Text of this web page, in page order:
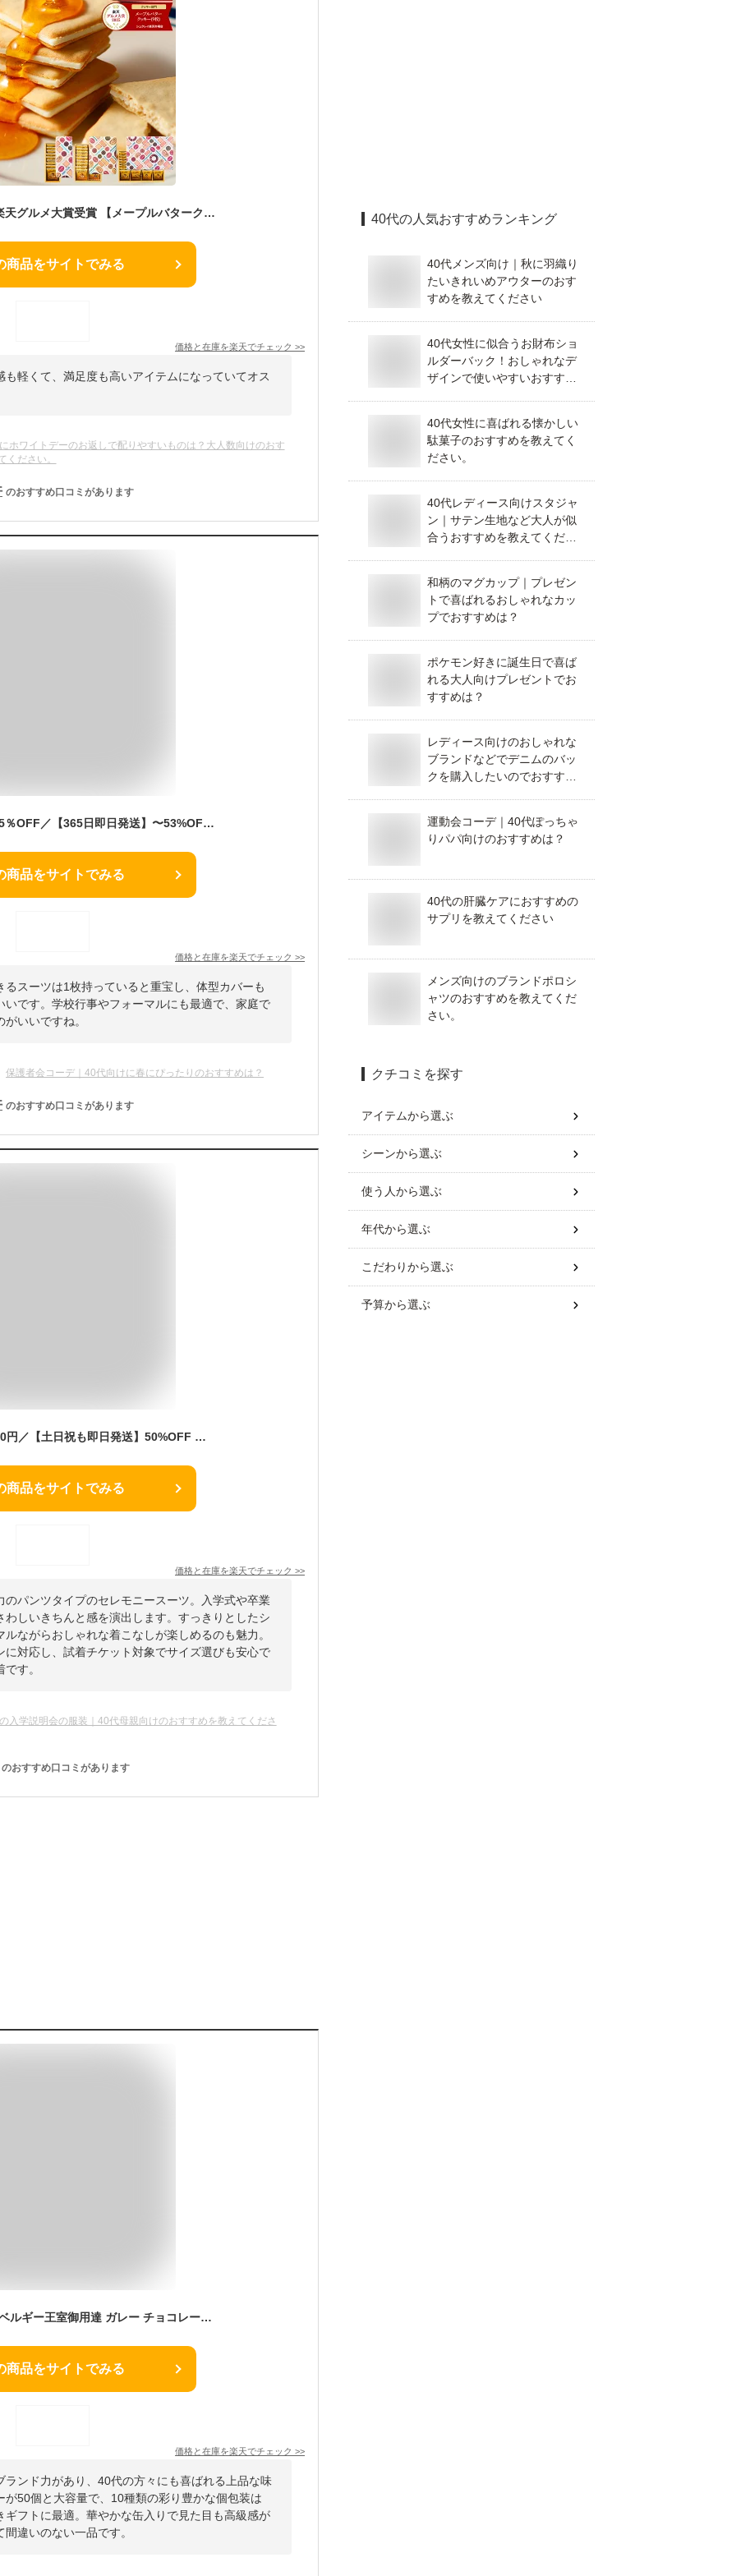
＼3年連続／ 2025年楽天グルメ大賞受賞 【メープルバタークッキー】選べる入数 ザ・メープルマニア お菓子 ギフト 詰め合わせ 個包装 クッキー ラングドシャ 焼き菓子 洋菓子 プレゼント 内祝 お返し お祝 退職 お中元 御中元 夏ギフト 暑中見舞い
商品をサイトでみる
価格と在庫を楽天でチェック >>
軽くて、満足度も高いアイテムになっていてオス
ホワイトデーのお返しで配りやすいものは？大人数向けのおす
ください。
のおすすめ口コミがあります
＼対象商品2点以上で5％OFF／【365日即日発送】〜53%OFFスーツ レディース 大きいサイズ ビジネススーツ セットアップ 夏 洗える ストレッチ パンツスーツ ロングジャケット 春秋冬 30代 40代 50代 通勤 面接 サマースーツ オフィス 試着チケット対象
商品をサイトでみる
価格と在庫を楽天でチェック >>
スーツは1枚持っていると重宝し、体型カバーも
です。学校行事やフォーマルにも最適で、家庭で
いいですね。
保護者会コーデ｜40代向けに春にぴったりのおすすめは？
のおすすめ口コミがあります
＼クーポン利用で7490円／【土日祝も即日発送】50%OFF セレモニースーツ 入学式 ママスーツ 卒業式 スーツ 母親 パンツ セットアップ 入園式 卒園式 お宮参り 七五三 レディース フォーマル 黒 ネイビー カジュアル おしゃれ コーデ かっこいい 試着チケット対象
商品をサイトでみる
価格と在庫を楽天でチェック >>
パンツタイプのセレモニースーツ。入学式や卒業
しいきちんと感を演出します。すっきりとしたシ
ながらおしゃれな着こなしが楽しめるのも魅力。
対応し、試着チケット対象でサイズ選びも安心で
す。
入学説明会の服装｜40代母親向けのおすすめを教えてくださ
のおすすめ口コミがあります
ホワイトデー ギフト ベルギー王室御用達 ガレー チョコレート ナノバー50個入(送料込) 缶 入り 詰め合わせ 2026 ホワイトデー お返し チョコ お菓子 大量 大容量 ばらまき 個包装 小分け おしゃれ かわいい 高級 会社 職場 退職 挨拶 お礼 誕生日 プレゼント
商品をサイトでみる
価格と在庫を楽天でチェック >>
ンド力があり、40代の方々にも喜ばれる上品な味
50個と大容量で、10種類の彩り豊かな個包装は
フトに最適。華やかな缶入りで見た目も高級感が
違いのない一品です。
40代の人気おすすめランキング
40代メンズ向け｜秋に羽織り
たいきれいめアウターのおす
すめを教えてください
40代女性に似合うお財布ショ
ルダーバック！おしゃれなデ
ザインで使いやすいおすすめ
40代女性に喜ばれる懐かしい
駄菓子のおすすめを教えてく
ださい。
40代レディース向けスタジャ
ン｜サテン生地など大人が似
合うおすすめを教えてくださ
和柄のマグカップ｜プレゼン
トで喜ばれるおしゃれなカッ
プでおすすめは？
ポケモン好きに誕生日で喜ば
れる大人向けプレゼントでお
すすめは？
レディース向けのおしゃれな
ブランドなどでデニムのバッ
クを購入したいのでおすすめ
運動会コーデ｜40代ぽっちゃ
りパパ向けのおすすめは？
40代の肝臓ケアにおすすめの
サプリを教えてください
メンズ向けのブランドポロシ
ャツのおすすめを教えてくだ
さい。
クチコミを探す
アイテムから選ぶ
シーンから選ぶ
使う人から選ぶ
年代から選ぶ
こだわりから選ぶ
予算から選ぶ